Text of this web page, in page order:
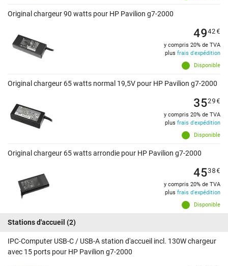
Original chargeur 90 watts pour HP Pavilion g7-2000
Disponible
4942€
y compris 20% de TVA
plus frais d'expédition
Original chargeur 65 watts normal 19,5V pour HP Pavilion g7-2000
Disponible
3529€
y compris 20% de TVA
plus frais d'expédition
Original chargeur 65 watts arrondie pour HP Pavilion g7-2000
Disponible
4538€
y compris 20% de TVA
plus frais d'expédition
Stations d'accueil (2)
IPC-Computer USB-C / USB-A station d'accueil incl. 130W chargeur
avec 15 ports pour HP Pavilion g7-2000